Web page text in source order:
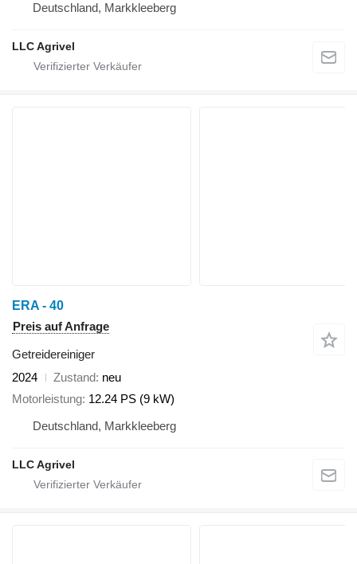
Deutschland, Markkleeberg
LLC Agrivel
ERA - 40
Preis auf Anfrage
Getreidereiniger
2024
Zustand
neu
Motorleistung 12.24 PS (9 kW)
Deutschland, Markkleeberg
LLC Agrivel